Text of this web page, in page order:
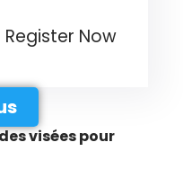
Register Now
visées pour